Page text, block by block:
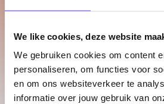
We like cookies, deze website
We gebruiken cookies om content
personaliseren, om functies voor
en om ons websiteverkeer te
informatie over jouw gebruik van
uitgevers en externe
Naam AanbiederDoel
#URL#
new.keya
gency.nl
voor de